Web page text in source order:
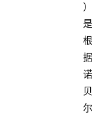
）
是
根
据
诺
贝
尔